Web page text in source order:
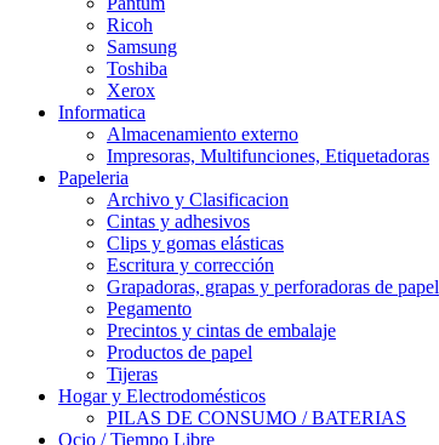
Ricoh
Samsung
Toshiba
Xerox
Informatica
Almacenamiento externo
Impresoras, Multifunciones, Etiquetadoras
Papeleria
Archivo y Clasificacion
Cintas y adhesivos
Clips y gomas elásticas
Escritura y corrección
Grapadoras, grapas y perforadoras de papel
Pegamento
Precintos y cintas de embalaje
Productos de papel
Tijeras
Hogar y Electrodomésticos
PILAS DE CONSUMO / BATERIAS
Ocio / Tiempo Libre